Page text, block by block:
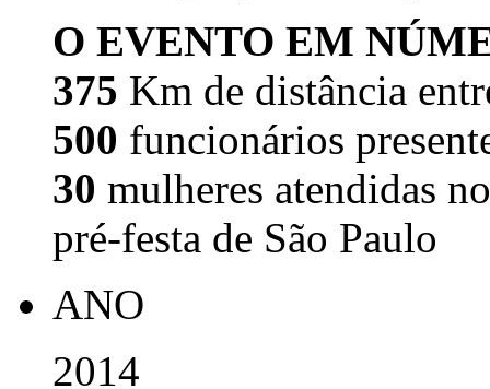
O EVENTO EM
375 Km de distância
500 funcionários
30 mulheres atendidas
pré-festa de São Paulo
ANO
2014